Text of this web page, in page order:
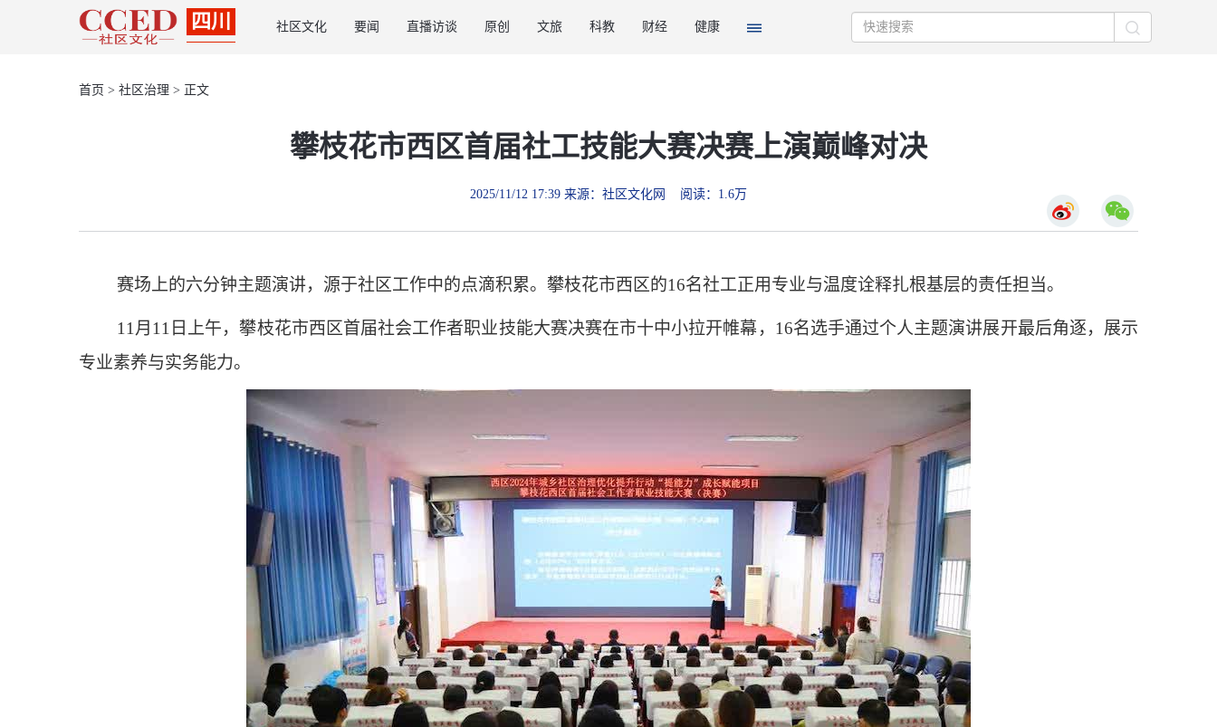
四川 社区文化 要闻 直播访谈 原创 文旅 科教 财经 健康
首页 > 社区治理 > 正文
攀枝花市西区首届社工技能大赛决赛上演巅峰对决
2025/11/12 17:39 来源：社区文化网 阅读：1.6万
赛场上的六分钟主题演讲，源于社区工作中的点滴积累。攀枝花市西区的16名社工正用专业与温度诠释扎根基层的责任担当。
11月11日上午，攀枝花市西区首届社会工作者职业技能大赛决赛在市十中小拉开帷幕，16名选手通过个人主题演讲展开最后角逐，展示
专业素养与实务能力。